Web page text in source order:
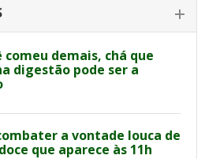
comeu demais, chá que
digestão pode ser a
a vontade louca de
que aparece às 11h